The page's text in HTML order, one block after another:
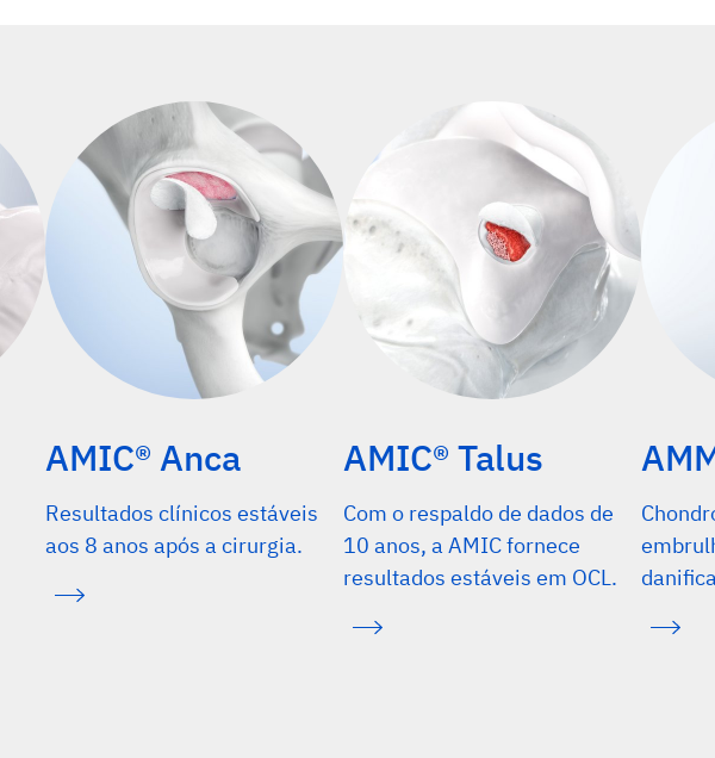
AMIC® Anca
Resultados clínicos estáveis
aos 8 anos após a cirurgia.
AMIC® Talus
Com o respaldo de dados de
10 anos, a AMIC fornece
resultados estáveis em OCL.